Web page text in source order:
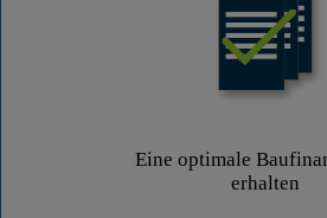
Eine optimale
erhalten